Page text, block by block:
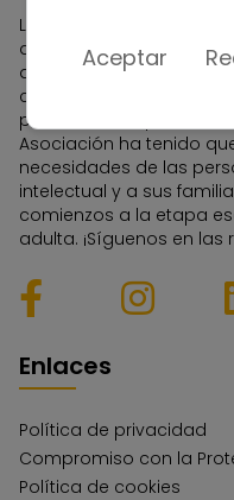
La Asociación APROSU
de familias que tenían
discapacidad
constituida en el
pioneras de España. A
Asociación ha tenido
necesidades de las
intelectual y a sus
comienzos a la etapa
adulta. ¡Síguenos en las
Enlaces
Política de privacidad
Compromiso con la
Política de cookies
Aceptar